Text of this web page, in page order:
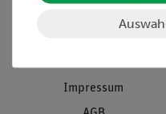
Impressum